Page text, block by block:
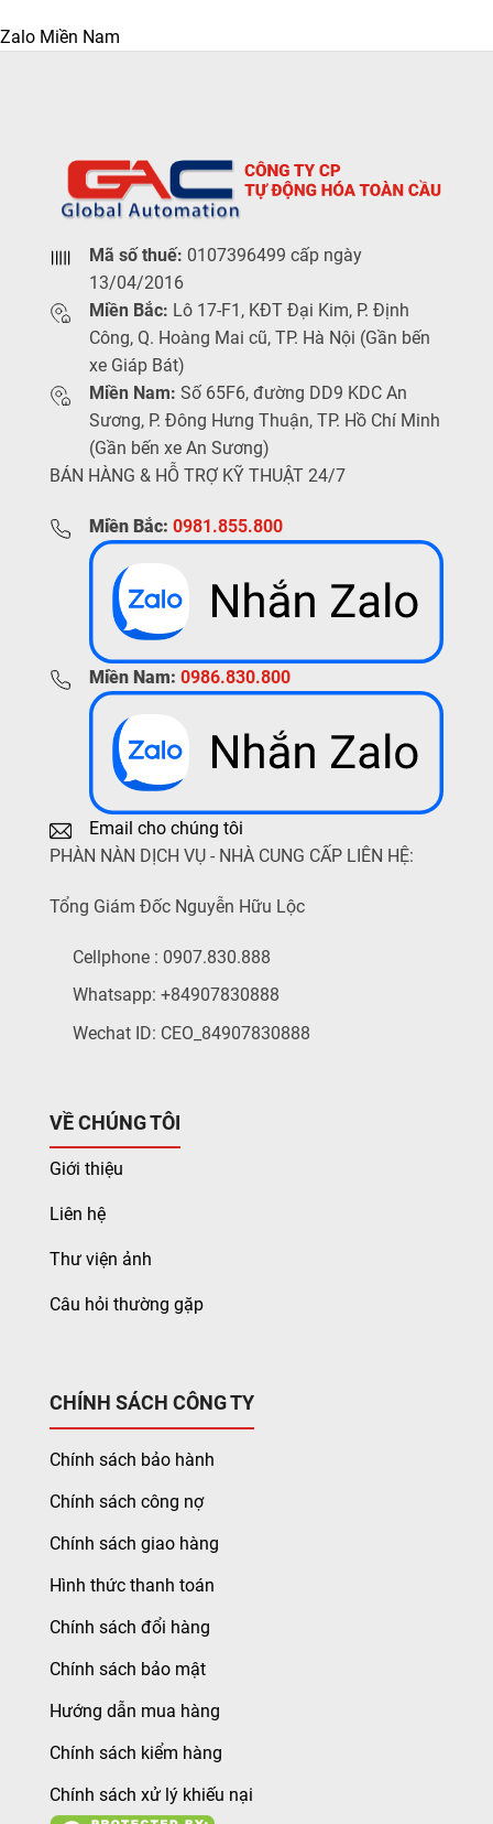
Zalo Miền Nam
Mã số thuế: 0107396499 cấp ngày
13/04/2016
Miền Bắc: Lô 17-F1, KĐT Đại Kim, P. Định
Công, Q. Hoàng Mai cũ, TP. Hà Nội (Gần bến
xe Giáp Bát)
Miền Nam: Số 65F6, đường DD9 KDC An
Sương, P. Đông Hưng Thuận, TP. Hồ Chí Minh
(Gần bến xe An Sương)
BÁN HÀNG & HỖ TRỢ KỸ THUẬT 24/7
Miền Bắc: 0981.855.800
Miền Nam: 0986.830.800
Email cho chúng tôi
PHÀN NÀN DỊCH VỤ - NHÀ CUNG CẤP LIÊN HỆ:
Tổng Giám Đốc Nguyễn Hữu Lộc
Cellphone : 0907.830.888
Whatsapp: +84907830888
Wechat ID: CEO_84907830888
VỀ CHÚNG TÔI
Giới thiệu
Liên hệ
Thư viện ảnh
Câu hỏi thường gặp
CHÍNH SÁCH CÔNG TY
Chính sách bảo hành
Chính sách công nợ
Chính sách giao hàng
Hình thức thanh toán
Chính sách đổi hàng
Chính sách bảo mật
Hướng dẫn mua hàng
Chính sách kiểm hàng
Chính sách xử lý khiếu nại